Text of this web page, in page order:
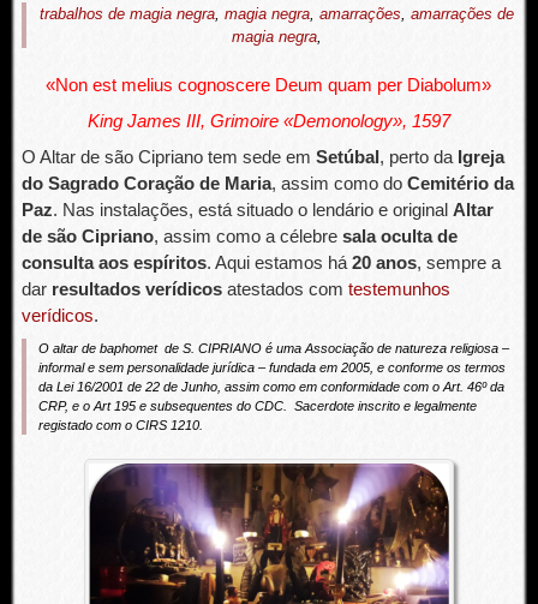
trabalhos de magia negra,magia negra,amarrações,amarrações de
magia negra,
«Non est melius cognoscere Deum quam per Diabolum»
King James III, Grimoire «Demonology», 1597
O Altar de são Cipriano tem sede em Setúbal, perto da Igreja
do Sagrado Coração de Maria, assim como do Cemitério da
Paz. Nas instalações, está situado o lendário e original Altar
de são Cipriano, assim como a célebre sala oculta de
consulta aos espíritos. Aqui estamos há 20 anos, sempre a
dar resultados verídicosatestados com testemunhos
verídicos.
O altar de baphomet de S. CIPRIANO é uma Associação de natureza religiosa –
informal e sem personalidade jurídica – fundada em 2005, e conforme os termos
da Lei 16/2001 de 22 de Junho, assim como em conformidade com o Art. 46º da
CRP, e o Art 195 e subsequentesdo CDC. Sacerdote inscrito e legalmente
registado com o CIRS 1210.